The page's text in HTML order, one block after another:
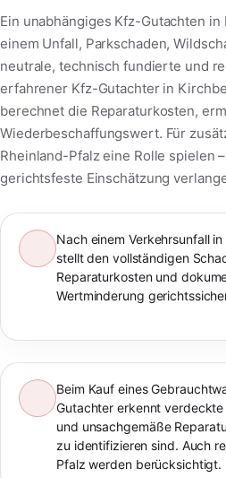
Ein unabhängiges Kfz-Gutachten
einem Unfall, Parkschaden,
neutrale, technisch fundierte und
erfahrener Kfz-Gutachter in
berechnet die Reparaturkosten,
Wiederbeschaffungswert. Für
Rheinland-Pfalz eine Rolle spielen
gerichtsfeste Einschätzung
Nach einem Verkehrsunfall
stellt den vollständigen
Reparaturkosten und
Wertminderung
Beim Kauf eines
Gutachter erkennt
und unsachgemäße
zu identifizieren sind. Auch
Pfalz werden berücksichtigt.